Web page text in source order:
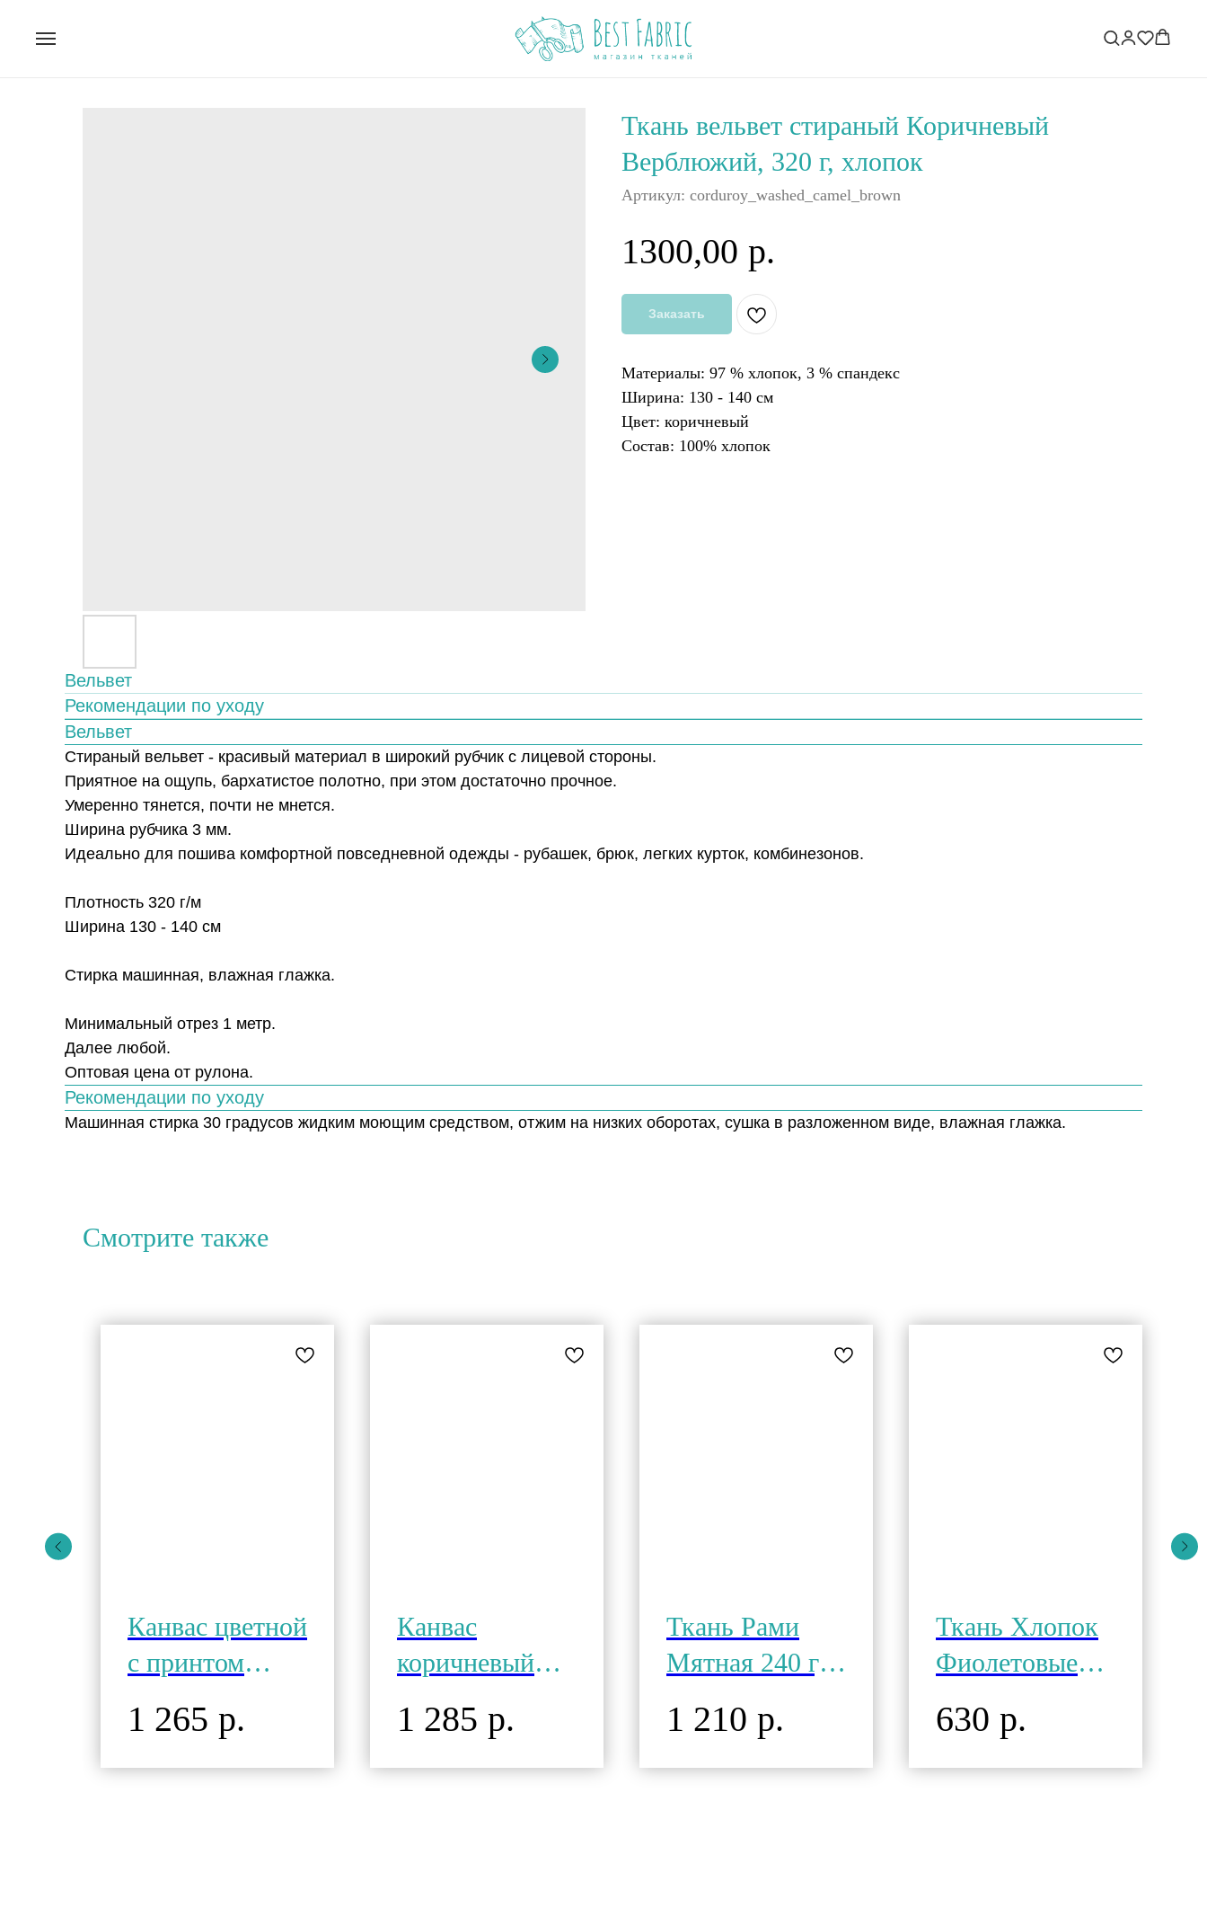
Ткань вельвет стираный Коричневый
Верблюжий, 320 г, хлопок
Артикул: corduroy_washed_camel_brown
1300,00 р.
Заказать
Материалы: 97 % хлопок, 3 % спандекс
Ширина: 130 - 140 см
Цвет: коричневый
Состав: 100% хлопок
Вельвет
Рекомендации по уходу
Вельвет
Стираный вельвет - красивый материал в широкий рубчик с лицевой стороны.
Приятное на ощупь, бархатистое полотно, при этом достаточно прочное.
Умеренно тянется, почти не мнется.
Ширина рубчика 3 мм.
Идеально для пошива комфортной повседневной одежды - рубашек, брюк, легких курток, комбинезонов.
Плотность 320 г/м
Ширина 130 - 140 см
Стирка машинная, влажная глажка.
Минимальный отрез 1 метр.
Далее любой.
Оптовая цена от рулона.
Рекомендации по уходу
Машинная стирка 30 градусов жидким моющим средством, отжим на низких оборотах, сушка в разложенном виде, влажная глажка.
Смотрите также
Канвас цветной
с принтом
светлый
хлопок 340г 12
1 265 р.
Канвас
коричневый
какао, 435г \16
унц
1 285 р.
Ткань Рами
Мятная 240 г,
1 210 р.
Ткань Хлопок
Фиолетовые
630 р.